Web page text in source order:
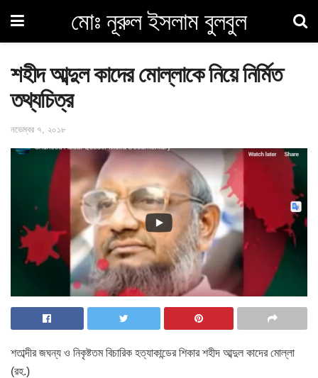
মোঃ নূরুল ইসলাম বুলবুল
শহীদ আব্দুল কাদের মোল্লাকে নিয়ে নির্মিত
তথ্যচিত্র
নভেম্বর ৭, ২০১৮
শতাব্দীর জঘন্য ও নিকৃষ্টতম বিচারিক হত্যাকান্ডের শিকার শহীদ আব্দুল কাদের মোল্লা
(রহ.)